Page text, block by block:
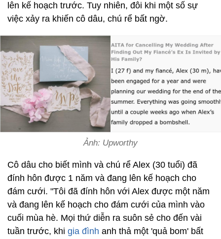
lên kế hoạch trước. Tuy nhiên, đôi khi một số sự
việc xảy ra khiến cô dâu, chú rể bất ngờ.
Ảnh: Upworthy
Cô dâu cho biết mình và chú rể Alex (30 tuổi) đã
đính hôn được 1 năm và đang lên kế hoạch cho
đám cưới. "Tôi đã đính hôn với Alex được một năm
và đang lên kế hoạch cho đám cưới của mình vào
cuối mùa hè. Mọi thứ diễn ra suôn sẻ cho đến vài
tuần trước, khi gia đình anh thả một 'quả bom' bất